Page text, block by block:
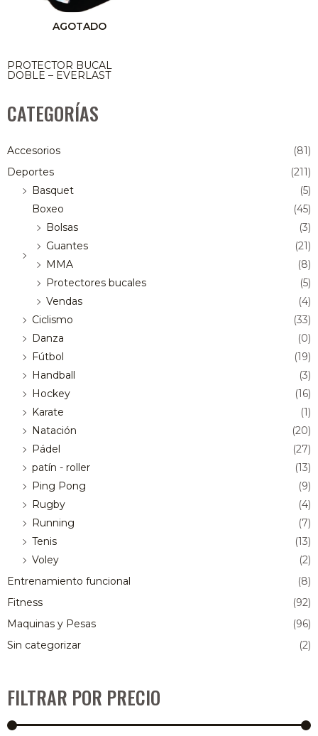
CATEGORÍAS
Accesorios
(81)
Deportes
(211)
Basquet
(5)
Boxeo
(45)
Bolsas
(3)
Guantes
(21)
MMA
(8)
Protectores bucales
(5)
Vendas
(4)
Ciclismo
(33)
Danza
(0)
Fútbol
(19)
Handball
(3)
Hockey
(16)
Karate
(1)
Natación
(20)
Pádel
(27)
patín - roller
(13)
Ping Pong
(9)
Rugby
(4)
Running
(7)
Tenis
(13)
Voley
(2)
Entrenamiento funcional
(8)
Fitness
(92)
Maquinas y Pesas
(96)
Sin categorizar
(2)
FILTRAR POR PRECIO
AGOTADO
PROTECTOR BUCAL
DOBLE – EVERLAST